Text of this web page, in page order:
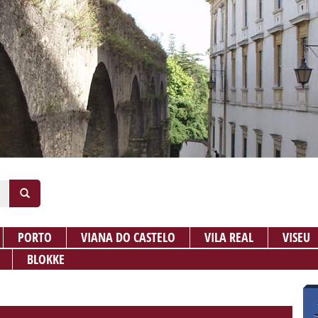
PORTO VIANA DO CASTELO VILA REAL
VISEU
BLOKKE